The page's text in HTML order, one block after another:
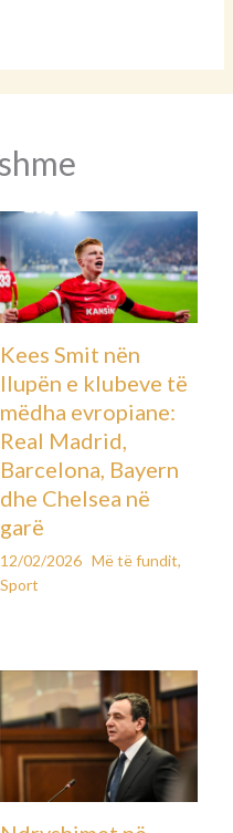
fund jetës
AI si
Shëndetësi
D.C. i ka dhënë fund
përdorur për muaj me
artificiale si një formë
apo të terapistit të saj